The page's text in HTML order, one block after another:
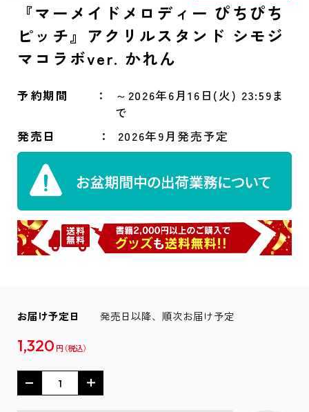
『マーメイドメロディー ぴちぴち
ピッチ』アクリルスタンド シモジ
マコラボver. かれん
予約期間
～2026年6月16日(火) 23:59ま
で
発売日
2026年9月発売予定
お届け予定日 発売日以降、順次お届け予定
1,320 円